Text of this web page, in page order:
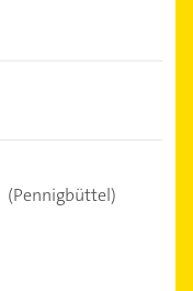
(Pennigbüttel)